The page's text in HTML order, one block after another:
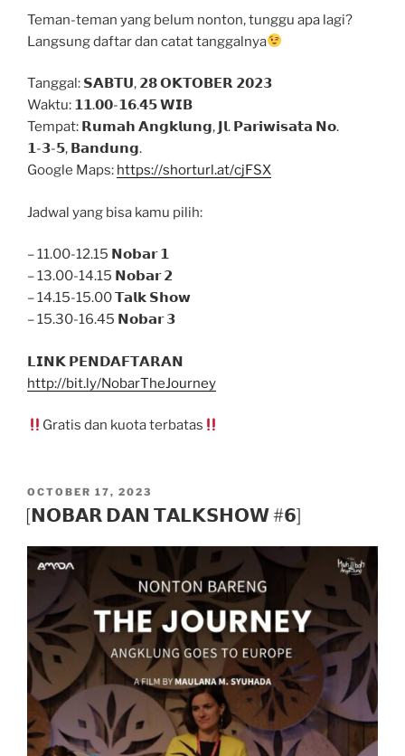
Teman-teman yang belum nonton, tunggu apa lagi?
Langsung daftar dan catat tanggalnya
Tanggal: 𝗦𝗔𝗕𝗧𝗨, 𝟮𝟴 𝗢𝗞𝗧𝗢𝗕𝗘𝗥 𝟮𝟬𝟮𝟯
Waktu: 𝟭𝟭.𝟬𝟬-𝟭𝟲.𝟰𝟱 𝗪𝗜𝗕
Tempat: 𝗥𝘂𝗺𝗮𝗵 𝗔𝗻𝗴𝗸𝗹𝘂𝗻𝗴, 𝗝𝗹. 𝗣𝗮𝗿𝗶𝘄𝗶𝘀𝗮𝘁𝗮 𝗡𝗼.
𝟭-𝟯-𝟱, 𝗕𝗮𝗻𝗱𝘂𝗻𝗴.
Google Maps: https://shorturl.at/cjFSX
Jadwal yang bisa kamu pilih:
– 11.00-12.15 𝗡𝗼𝗯𝗮𝗿 𝟭
– 13.00-14.15 𝗡𝗼𝗯𝗮𝗿 𝟮
– 14.15-15.00 𝗧𝗮𝗹𝗸 𝗦𝗵𝗼𝘄
– 15.30-16.45 𝗡𝗼𝗯𝗮𝗿 𝟯
𝗟𝗜𝗡𝗞 𝗣𝗘𝗡𝗗𝗔𝗙𝗧𝗔𝗥𝗔𝗡
http://bit.ly/NobarTheJourney
Gratis dan kuota terbatas
POSTED
ON
OCTOBER 17, 2023
[𝗡𝗢𝗕𝗔𝗥 𝗗𝗔𝗡 𝗧𝗔𝗟𝗞𝗦𝗛𝗢𝗪 #𝟲]